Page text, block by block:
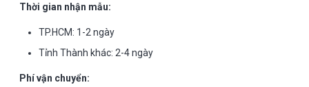
Thời gian nhận mẫu:
TP.HCM: 1-2 ngày
Tỉnh Thành khác: 2-4 ngày
Phí vận chuyển: